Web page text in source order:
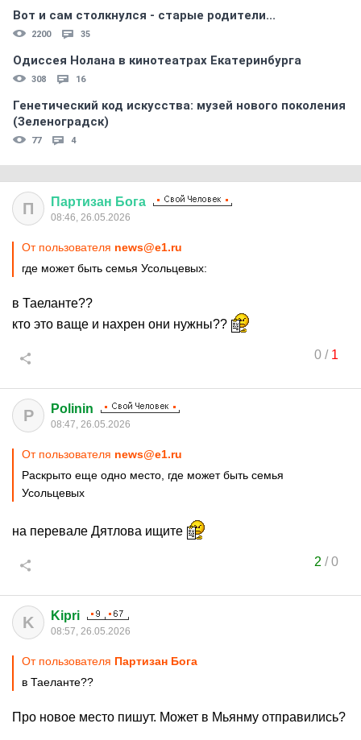
Вот и сам столкнулся - старые родители...
2200 35
Одиссея Нолана в кинотеатрах Екатеринбурга
308 16
Генетический код искусства: музей нового поколения
(Зеленоградск)
77 4
П Партизан Бога
08:46, 26.05.2026
От пользователя news@e1.ru
где может быть семья Усольцевых:
в Таеланте??
кто это ваще и нахрен они нужны??
0/ 1
P Polinin
08:47, 26.05.2026
От пользователя news@e1.ru
Раскрыто еще одно место, где может быть семья
Усольцевых
на перевале Дятлова ищите
2 /0
K Kipri
08:57, 26.05.2026
От пользователя Партизан Бога
в Таеланте??
Про новое место пишут. Может в Мьянму отправились?